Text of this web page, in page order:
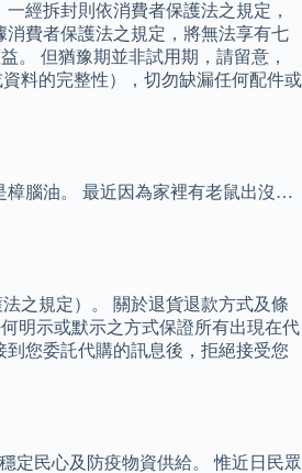
經拆封則依消費者保護法之規定，
費者保護法之規定，將無法享有七
。 但猶豫期並非試用期，請留意，
料的完整性），切勿缺漏任何配件或
樟腦油。 最近因為家裡有老鼠出沒…
之規定）。 關於退貨退款方式及條
明示或默示之方式保證所有出現在代
您委託代購的訊息後，拒絕接受您
定民心及防疫物資供給。 惟近日民眾